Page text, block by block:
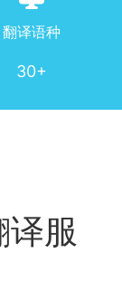
翻译语种
30+
服